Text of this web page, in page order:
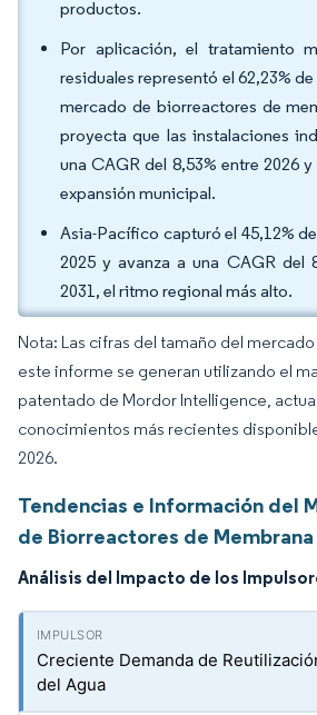
productos.
Por aplicación, el tratamiento
residuales representó el 62,23%
mercado de biorreactores de
proyecta que las instalaciones
una CAGR del 8,53% entre 2026
expansión municipal.
Asia-Pacífico capturó el 45,12%
2025 y avanza a una CAGR del
2031, el ritmo regional más alto.
Nota: Las cifras del tamaño del
este informe se generan utilizando el
patentado de Mordor Intelligence,
conocimientos más recientes
2026.
Tendencias e Información del
de Biorreactores de Membrana
Análisis del Impacto de los
Creciente Demanda de
del Agua